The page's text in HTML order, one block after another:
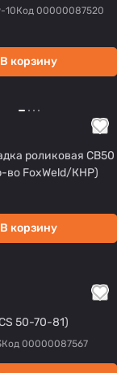
10Код 00000087520
В корзину
роликовая CB50
во FoxWeld/КНР)
В корзину
50-70-81)
Код 00000087567